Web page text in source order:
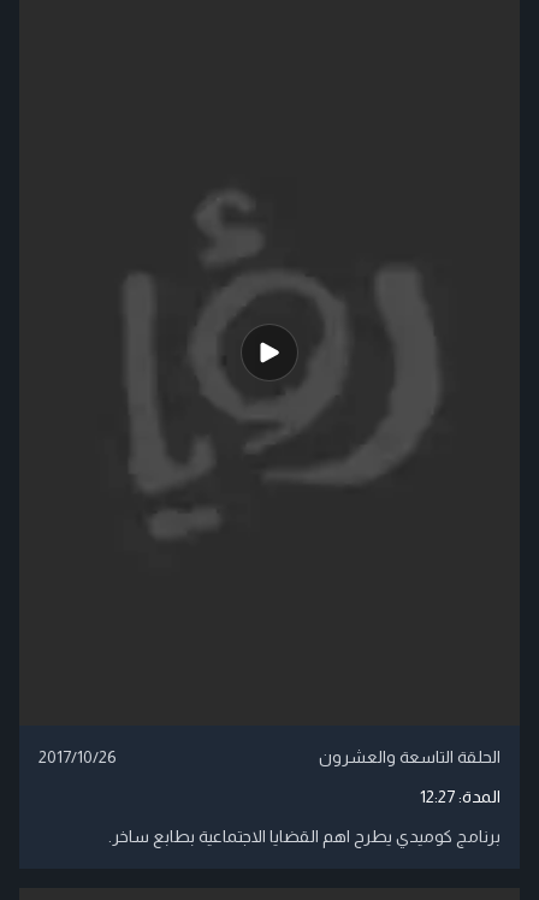
الحلقة التاسعة والعشرون 2017/10/26
المدة:12:27
برنامج كوميدي يطرح اهم القضايا الاجتماعية بطابع ساخر.